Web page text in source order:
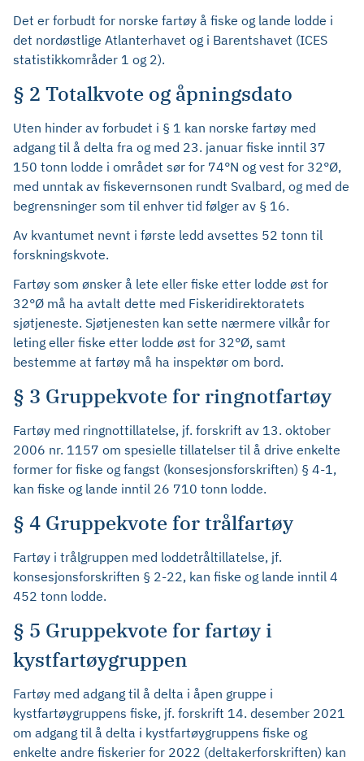
Det er forbudt for norske fartøy å fiske og lande lodde i
det nordøstlige Atlanterhavet og i Barentshavet (ICES
statistikkområder 1 og 2).
§ 2 Totalkvote og åpningsdato
Uten hinder av forbudet i § 1 kan norske fartøy med
adgang til å delta fra og med 23. januar fiske inntil 37
150 tonn lodde i området sør for 74°N og vest for 32°Ø,
med unntak av fiskevernsonen rundt Svalbard, og med de
begrensninger som til enhver tid følger av § 16.
Av kvantumet nevnt i første ledd avsettes 52 tonn til
forskningskvote.
Fartøy som ønsker å lete eller fiske etter lodde øst for
32°Ø må ha avtalt dette med Fiskeridirektoratets
sjøtjeneste. Sjøtjenesten kan sette nærmere vilkår for
leting eller fiske etter lodde øst for 32°Ø, samt
bestemme at fartøy må ha inspektør om bord.
§ 3 Gruppekvote for ringnotfartøy
Fartøy med ringnottillatelse, jf. forskrift av 13. oktober
2006 nr. 1157 om spesielle tillatelser til å drive enkelte
former for fiske og fangst (konsesjonsforskriften) § 4-1,
kan fiske og lande inntil 26 710 tonn lodde.
§ 4 Gruppekvote for trålfartøy
Fartøy i trålgruppen med loddetråltillatelse, jf.
konsesjonsforskriften § 2-22, kan fiske og lande inntil 4
452 tonn lodde.
§ 5 Gruppekvote for fartøy i
kystfartøygruppen
Fartøy med adgang til å delta i åpen gruppe i
kystfartøygruppens fiske, jf. forskrift 14. desember 2021
om adgang til å delta i kystfartøygruppens fiske og
enkelte andre fiskerier for 2022 (deltakerforskriften) kan